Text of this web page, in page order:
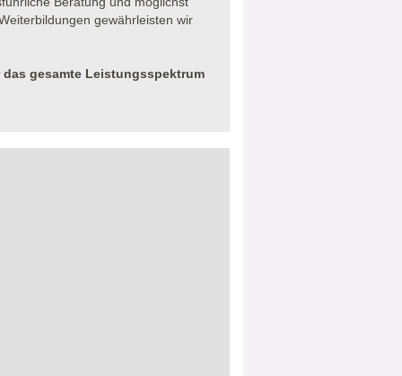
gewährleisten wir
gesamte Leistungsspektrum